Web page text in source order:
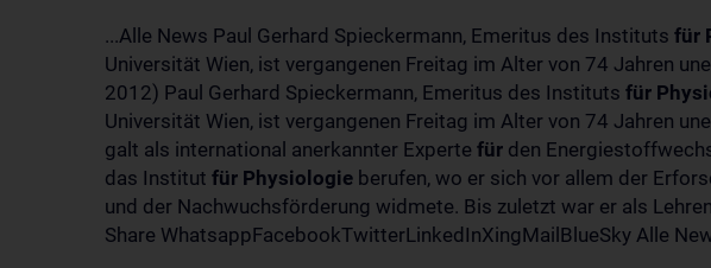
...Alle News Paul Gerhard Spieckermann, Emeritus des Instituts für
Universität Wien, ist vergangenen Freitag im Alter von 74 Jahren
2012) Paul Gerhard Spieckermann, Emeritus des Instituts für
Universität Wien, ist vergangenen Freitag im Alter von 74 Jahren
galt als international anerkannter Experte für den
das Institut für Physiologie berufen, wo er sich vor allem der
und der Nachwuchsförderung widmete. Bis zuletzt war er als
Share WhatsappFacebookTwitterLinkedInXingMailBlueSky Alle